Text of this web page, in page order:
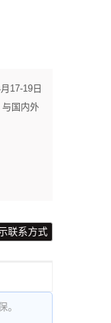
17-19日
国内外
联系方式
。